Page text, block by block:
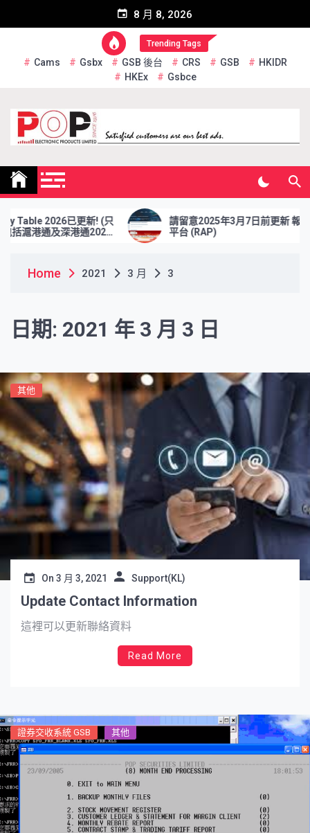
8 月 8, 2026
Trending Tags
Cams Gsbx GSB 後台 CRS GSB
HKIDR
HKEx
Gsbce
Pop Electronic Products
Limited
2026已更新! (只
港通及深港通2026
請留意2025年3月7日前更新 報表檢索
平台 (RAP)
Home 2021 3 月 3
日期: 2021 年 3 月 3 日
其他
On 3 月 3, 2021 Support(KL)
Update Contact Information
這裡可以更新聯絡資料
Read More
證券交收系統 GSB 其他